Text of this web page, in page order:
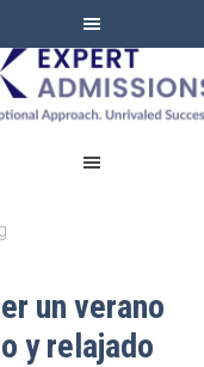
EXPERT
un verano
y relajado